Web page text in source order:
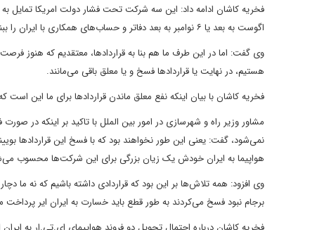
اگوست به بعد ­یا ۶ نوامبر به بعد دفاتر و حساب‌های همکاری با ایران را ببندند به همین دلیل خواستار روشن کردن تکلیف قراردادها هستند.
وی گفت: اما در این طرف ما هم بنا به قراردادها،​ معتقدیم که هنوز
هستیم، در نهایت یا قراردادها فسخ و یا معلق باقی می‌مانند. ­­
فخریه کاشان با بیان اینکه نفع معلق ماندن قراردادها برای ما این است
مشاور وزیر راه و شهرسازی در امور بین الملل با تاکید بر اینکه در
نمی‌شود،‌ گفت:‌ یعنی این طور نخواهند بود که با فسخ این قراردادها
هواپیما به ایران خودش یک زیان بزرگی برای این شرکت‌ها محسوب
وی افزود:‌ همه تلاش‌ها بر این بود که قراردادی داشته باشیم که نه ما
برجام نبود فسخ می‌کردند به طور قطع باید خسارت به ایران ایر